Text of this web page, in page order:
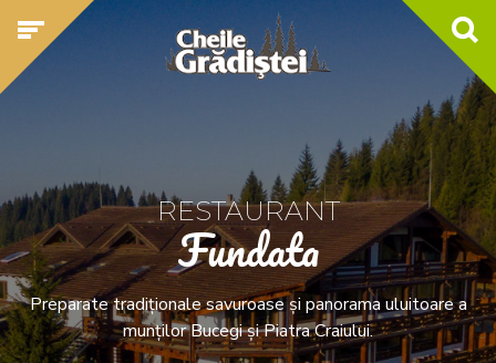
RESTAURANT
Fundata
Preparate tradiționale savuroase și panorama uluitoare a
munților Bucegi și Piatra Craiului.